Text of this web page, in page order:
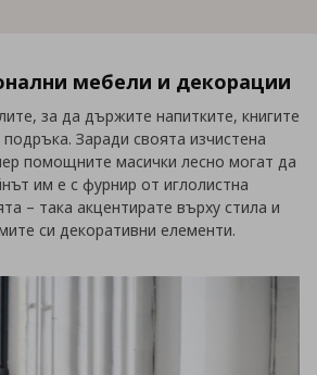
мебели и декорации
за да държите напитките, книгите
подръка. Заради своята изчистена
помощните масички лесно могат да
им е с фурнир от иглолистна
– така акцентирате върху стила и
си декоративни елементи.